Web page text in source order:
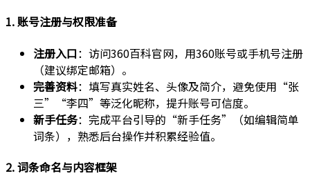
1. 账号注册与权限准备
注册入口：访问360百科官网，用360账号或手机号注册
（建议绑定邮箱）。
完善资料：填写真实姓名、头像及简介，避免使用“张
三”“李四”等泛化昵称，提升账号可信度。
新手任务：完成平台引导的“新手任务”（如编辑简单
词条），熟悉后台操作并积累经验值。
2. 词条命名与内容框架